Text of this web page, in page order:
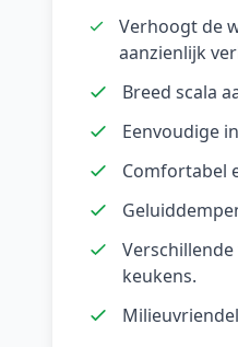
Verhoogt de
aanzienlijk
Breed scala
Eenvoudige
Comfortabel
keukens.